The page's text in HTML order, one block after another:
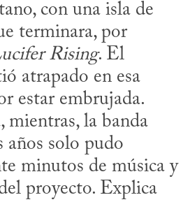
con una isla de
terminara, por
Rising. El
atrapado en esa
estar embrujada.
mientras, la banda
años solo pudo
minutos de música y
proyecto. Explica